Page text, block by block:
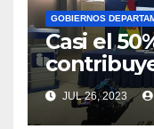
GOBIERNOS
Casi el
facturas
plazo
JUL 26, 2023